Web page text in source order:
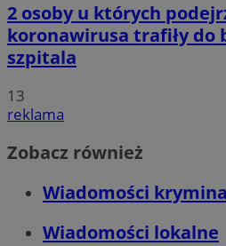
2 osoby u których
koronawirusa trafiły do
szpitala
13
reklama
Zobacz również
Wiadomości
Wiadomości lokalne